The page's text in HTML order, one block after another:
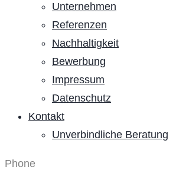
Unternehmen
Referenzen
Nachhaltigkeit
Bewerbung
Impressum
Datenschutz
Kontakt
Unverbindliche Beratung
Phone